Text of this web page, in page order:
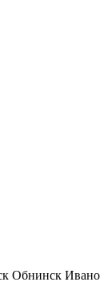
Обнинск